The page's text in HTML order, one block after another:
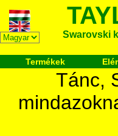
Swarovski
Termékek
Tánc,